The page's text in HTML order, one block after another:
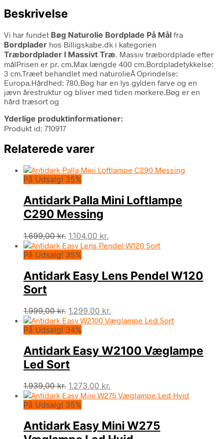
Beskrivelse
Vi har fundet Bøg Naturolie Bordplade På Mål fra
Bordplader hos Billigskabe.dk i kategorien
Træbordplader I Massivt Træ. Massiv træbordplade efter
målPrisen er pr. cm.Max længde 400 cm.Bordpladetykkelse:
3 cm.Træet behandlet med naturolieÂ Oprindelse:
Europa.Hårdhed: 780.Bøg har en lys gylden farve og en
jævn årestruktur og bliver med tiden mørkere.Bøg er en
hård træsort og
Yderlige produktinformationer:
Produkt id: 710917
Relaterede varer
På Udsalg! 35%
Antidark Palla Mini Loftlampe
C290 Messing
1.699,00kr. Den
oprindelige
pris
1.699,00 kr..
1.104,00 kr.
aktuelle
1.104,00 kr..
På Udsalg! 35%
Antidark Easy Lens Pendel W120
Sort
1.999,00kr. Den
oprindelige
pris
1.999,00 kr..
1.299,00 kr.
aktuelle
1.299,00 kr..
På Udsalg! 34%
Antidark Easy W2100 Væglampe
Led Sort
1.939,00kr. Den
oprindelige
pris
1.939,00 kr..
1.273,00 kr.
aktuelle
1.273,00 kr..
På Udsalg! 35%
Antidark Easy Mini W275